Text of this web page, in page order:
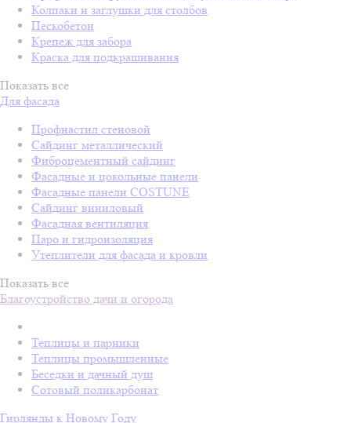
Колпаки и заглушки для столбов
Пескобетон
Крепеж для забора
Краска для подкрашивания
Показать все
Для фасада
Профнастил стеновой
Сайдинг металлический
Фиброцементный сайдинг
Фасадные и цокольные панели
Фасадные панели COSTUNE
Сайдинг виниловый
Фасадная вентиляция
Паро и гидроизоляция
Утеплители для фасада и кровли
Показать все
Благоустройство дачи и огорода
Теплицы и парники
Теплицы промышленные
Беседки и дачный душ
Сотовый поликарбонат
Гирлянды к Новому Году